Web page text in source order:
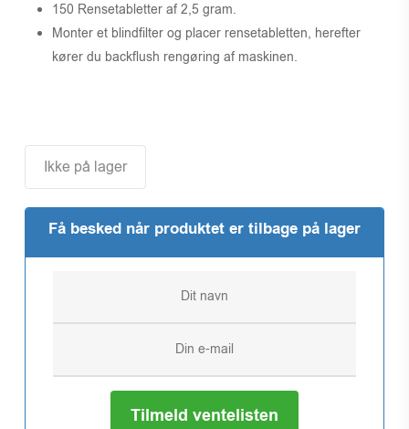
150 Rensetabletter af 2,5 gram.
Monter et blindfilter og placer rensetabletten, herefter
kører du backflush rengøring af maskinen.
Ikke på lager
Få besked når produktet er tilbage på lager
Tilmeld ventelisten